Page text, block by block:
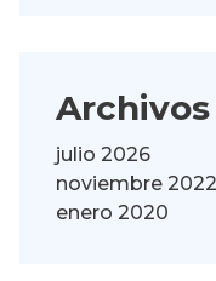
Archivos
julio 2026
noviembre 2022
enero 2020